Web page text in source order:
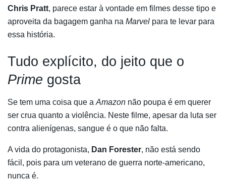
Chris Pratt, parece estar à vontade em filmes desse tipo e
aproveita da bagagem ganha na Marvel para te levar para
essa história.
Tudo explícito, do jeito que o
Prime gosta
Se tem uma coisa que a Amazon não poupa é em querer
ser crua quanto a violência. Neste filme, apesar da luta ser
contra alienígenas, sangue é o que não falta.
A vida do protagonista, Dan Forester, não está sendo
fácil, pois para um veterano de guerra norte-americano,
nunca é.